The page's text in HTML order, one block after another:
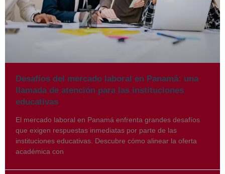
Desafíos del mercado laboral en Panamá: una
llamada de atención para las instituciones
educativas
El mercado laboral en Panamá enfrenta grandes desafíos
que exigen respuestas inmediatas por parte de las
instituciones educativas. Descubre cómo alinear la oferta
académica con